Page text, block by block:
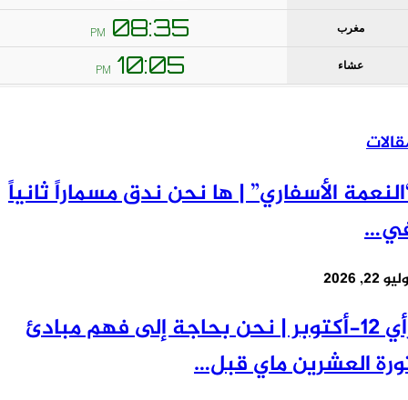
الأسفاري” | ها نحن ندق مسماراً ثانياً
2026
رأي 12-أكتوبر | نحن بحاجة إلى فهم مبادئ
العشرين ماي قبل…